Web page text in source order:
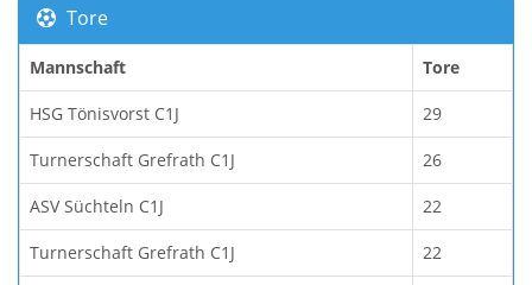
Tore
Mannschaft Tore
HSG Tönisvorst C1J 29
Turnerschaft Grefrath C1J 26
ASV Süchteln C1J 22
Turnerschaft Grefrath C1J 22